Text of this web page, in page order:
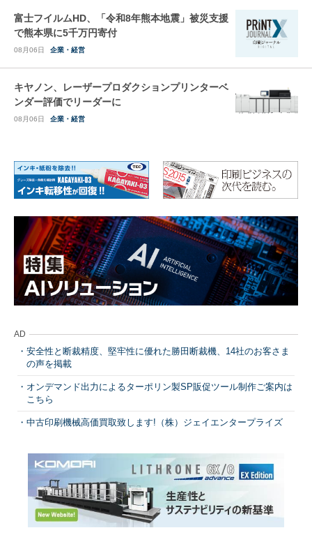
富士フイルムHD、「令和8年熊本地震」被災支援
で熊本県に5千万円寄付
08月06日 企業・経営
キヤノン、レーザープロダクションプリンターベ
ンダー評価でリーダーに
08月06日 企業・経営
AD
安全性と断裁精度、堅牢性に優れた勝田断裁機、14社のお客さま
の声を掲載
オンデマンド出力によるターポリン製SP販促ツール制作ご案内は
こちら
中古印刷機械高価買取致します!（株）ジェイエンタープライズ